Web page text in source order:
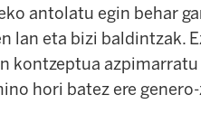
antolatu egin behar
lan eta bizi baldintzak.
kontzeptua
hori batez ere